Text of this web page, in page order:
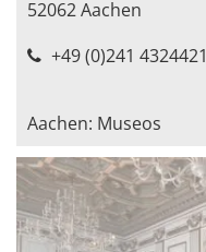
52062 Aachen
+49 (0)241 4324421
Aachen: Museos